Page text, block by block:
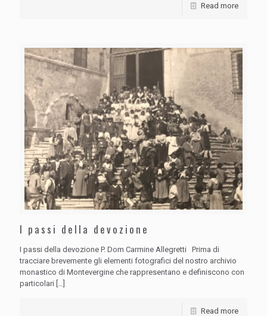
Read more
I passi della devozione
I passi della devozione P. Dom Carmine Allegretti Prima di
tracciare brevemente gli elementi fotografici del nostro archivio
monastico di Montevergine che rappresentano e definiscono con
particolari
Read more